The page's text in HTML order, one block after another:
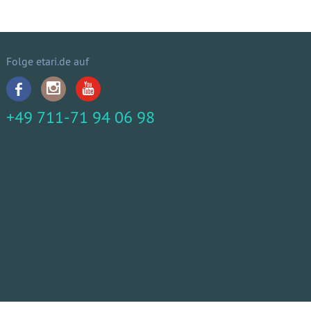
Folge etari.de auf
+49 711-71 94 06 98